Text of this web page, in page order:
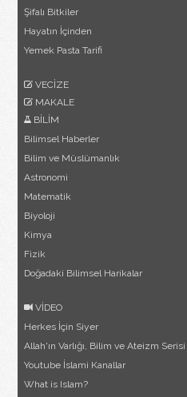
Şifalı Bitkiler
Hayatın İçinden
Yemek Pasta Tarifi
VECİZE
MAKALE
BİLİM
Bilimsel Haberler
Bilim ve Müslümanlık
Astronomi
Matematik
Biyoloji
Kimya
Fizik
Doğadaki Bilimsel Harikalar
VİDEO
Herkes İçin Siyer
Allah'ın Varlığı, Bilim ve Ateizm Serisi
Youtube İslami Kanallar
What is Islam?